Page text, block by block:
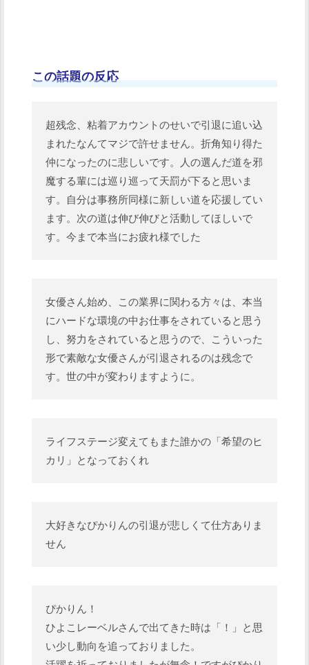
この話題の反応
超残念、粘着アカウントのせいで引退に追い込
まれたなんてマジで許せません。折角知り得た
仲になったのに悲しいです。人の選んだ道を邪
魔する輩には巡り巡って天罰が下ると思いま
す。自分は事務所同様に新しい道を応援してい
ます。次の道は伸び伸びと活動してほしいで
す。今まで本当にお疲れ様でした
女優さん始め、この業界に関わる方々は、本当
にハードな環境の中お仕事をされていると思う
し、努力をされていると思うので、こういった
形で素敵な女優さんが引退されるのは残念で
す。世の中が変わりますように。
ライフステージ変えてもまた誰かの「希望のヒ
カリ」となっておくれ
大好きなぴかりんの引退が悲しくて仕方ありま
せん
ぴかりん！
ひよこレーベルさんで出てきた時は「！」と思
い少し動向を追っておりました。